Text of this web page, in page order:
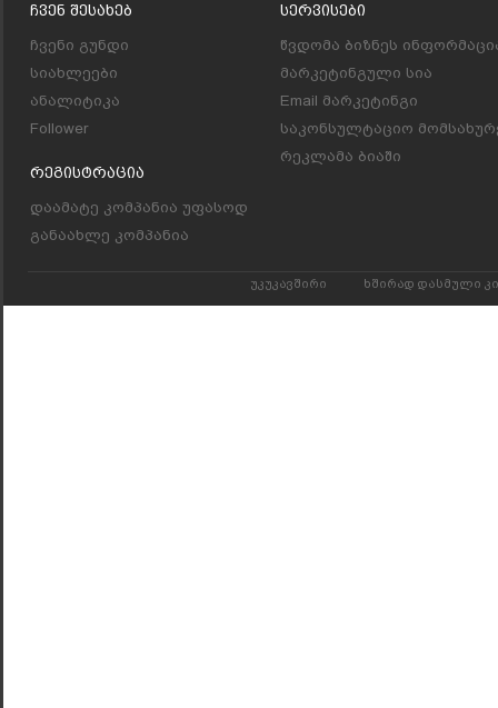
Ჩვენ Შესახებ
ჩვენი გუნდი
სიახლეები
ანალიტიკა
Follower
Რეგისტრაცია
დაამატე კომპანია უფასოდ
განაახლე კომპანია
Სერვისები
წვდომა ბიზნეს
მარკეტინგული სია
Email მარკეტინგი
საკონსულტაციო
რეკლამა ბიაში
უკუკავშირი ხშირად დასმული